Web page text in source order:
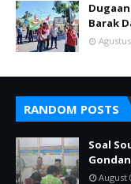
Barak
RANDOM POSTS
Soal
August